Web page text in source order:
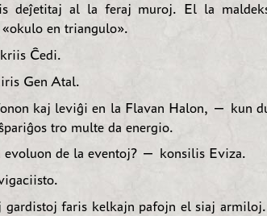
deĵetitaj al la feraj muroj. El la
en triangulo».
Ĉedi.
Gen Atal.
kaj leviĝi en la Flavan Halon, — kun
tro multe da energio.
evoluon de la eventoj? — konsilis Eviza.
gardistoj faris kelkajn pafojn el siaj